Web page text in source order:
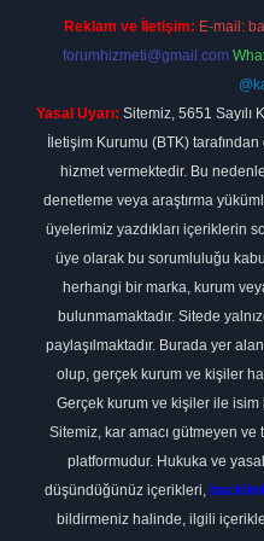
Reklam ve İletişim: E-mail:
forumhizmeti@gmail.com
Yasal Uyarı: Sitemiz, 5651 Sayılı
İletişim Kurumu (BTK)
hizmet vermektedir. Bu
denetleme veya araştırma
üyelerimiz yazdıkları içeriklerin
üye olarak bu sorumluluğu
herhangi bir marka, kurum
bulunmamaktadır. Sitede
paylaşılmaktadır. Burada yer
olup, gerçek kurum ve kişiler
Gerçek kurum ve kişiler ile
Sitemiz, kar amacı gütmeyen
platformudur. Hukuka ve
düşündüğünüz içerikleri,
bildirmeniz halinde, ilgili